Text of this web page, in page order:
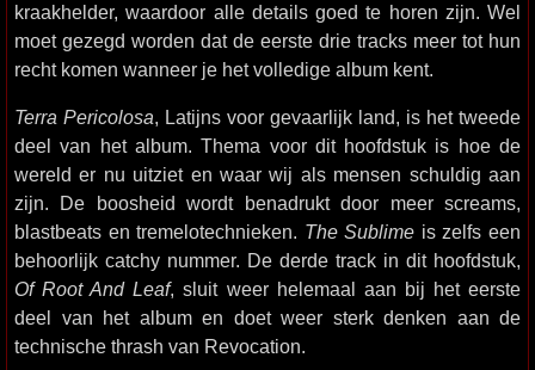
kraakhelder, waardoor alle details goed te horen zijn. Wel
moet gezegd worden dat de eerste drie tracks meer tot hun
recht komen wanneer je het volledige album kent.
Terra Pericolosa, Latijns voor gevaarlijk land, is het tweede
deel van het album. Thema voor dit hoofdstuk is hoe de
wereld er nu uitziet en waar wij als mensen schuldig aan
zijn. De boosheid wordt benadrukt door meer screams,
blastbeats en tremelotechnieken. The Sublime is zelfs een
behoorlijk catchy nummer. De derde track in dit hoofdstuk,
Of Root And Leaf, sluit weer helemaal aan bij het eerste
deel van het album en doet weer sterk denken aan de
technische thrash van Revocation.